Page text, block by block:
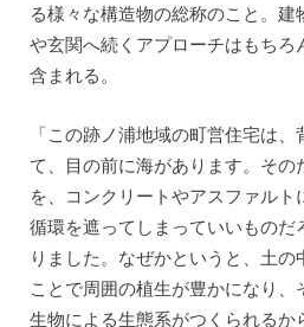
る様々な構造物の総称のこと。建
や玄関へ続くアプローチはもちろ
含まれる。
「この跡ノ浦地域の町営住宅は
て、目の前に海があります。その
を、コンクリートやアスファル
循環を遮ってしまっていいものだ
りました。なぜかというと、土の
ことで周囲の植生が豊かになり、
生物による生態系がつくられるか